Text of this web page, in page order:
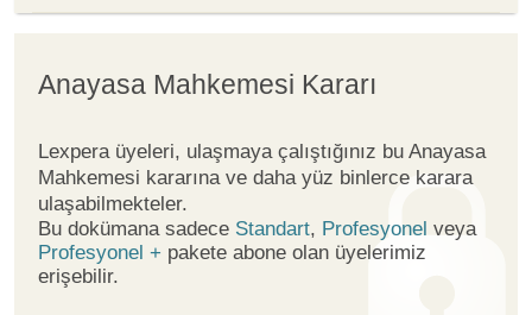
Anayasa Mahkemesi Kararı
Lexpera üyeleri, ulaşmaya çalıştığınız bu Anayasa
Mahkemesi kararına ve daha yüz binlerce karara
ulaşabilmekteler.
Bu dokümana sadece Standart, Profesyonel veya
Profesyonel + pakete abone olan üyelerimiz
erişebilir.